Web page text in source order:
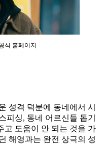
식 홈페이지
성격 덕분에 동네에서 시
피싱, 동네 어르신들 돕기
고 도움이 안 되는 것을 가
해영과는 완전 상극의 성